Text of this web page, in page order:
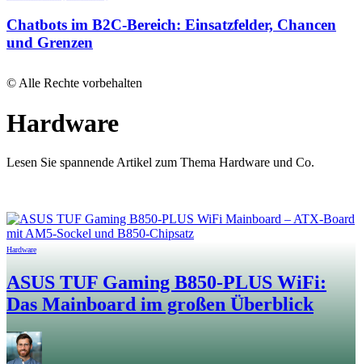
Chatbots im B2C-Bereich: Einsatzfelder, Chancen
und Grenzen
© Alle Rechte vorbehalten
Hardware
Lesen Sie spannende Artikel zum Thema Hardware und Co.
Hardware
ASUS TUF Gaming B850-PLUS WiFi:
Das Mainboard im großen Überblick